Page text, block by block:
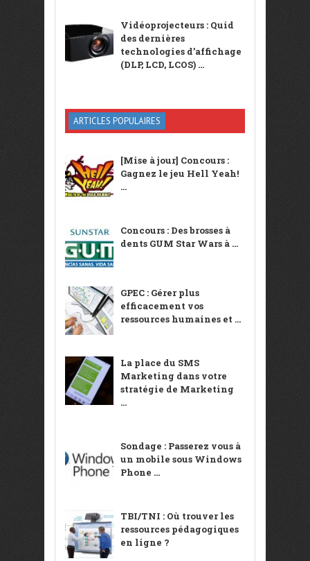
Vidéoprojecteurs : Quid
des dernières
technologies d’affichage
(DLP, LCD, LCOS) ...
ARTICLES POPULAIRES
[Mise à jour] Concours :
Gagnez le jeu Hell Yeah!
...
Concours : Des brosses à
dents GUM Star Wars à ...
GPEC : Gérer plus
efficacement vos
ressources humaines et ...
La place du SMS
Marketing dans votre
stratégie de Marketing
...
Sondage : Passerez vous à
un mobile sous Windows
Phone ...
TBI/TNI : Où trouver les
ressources pédagogiques
en ligne ?